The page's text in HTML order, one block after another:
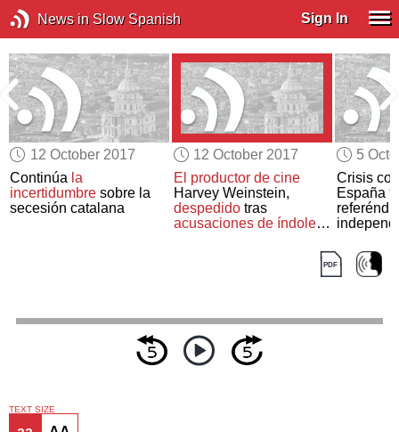
News in Slow Spanish Sign In
12 October 2017
Continúa la
incertidumbre sobre la
secesión catalana
12 October 2017
El productor de cine
Harvey Weinstein,
despedidotras
acusaciones de índole
5
Crisis
España
TEXT SIZE